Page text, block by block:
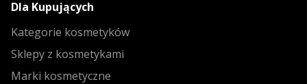
Dla Kupujących
Kategorie kosmetyków
Sklepy z kosmetykami
Marki kosmetyczne